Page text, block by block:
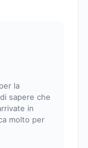
la
sapere che
in
molto per